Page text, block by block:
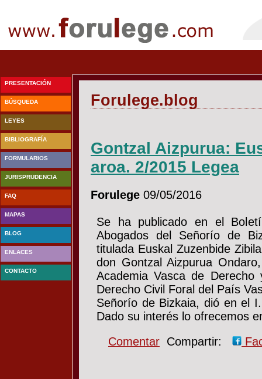
Forulege.blog
Gontzal Aizpurua:
aroa. 2/2015 Legea
Forulege 09/05/2016
Se ha publicado en el
Abogados del Señorío de
titulada Euskal Zuzenbide
don Gontzal Aizpurua
Academia Vasca de
Derecho Civil Foral del País
Señorío de Bizkaia, dió en el
Dado su interés lo ofrecemos
Comentar Compartir:
PRESENTACIÓN
BÚSQUEDA
LEYES
BIBLIOGRAFÍA
FORMULARIOS
JURISPRUDENCIA
FAQ
MAPAS
BLOG
ENLACES
CONTACTO